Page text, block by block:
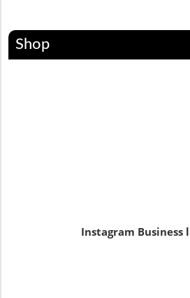
Shop
Instagram Business